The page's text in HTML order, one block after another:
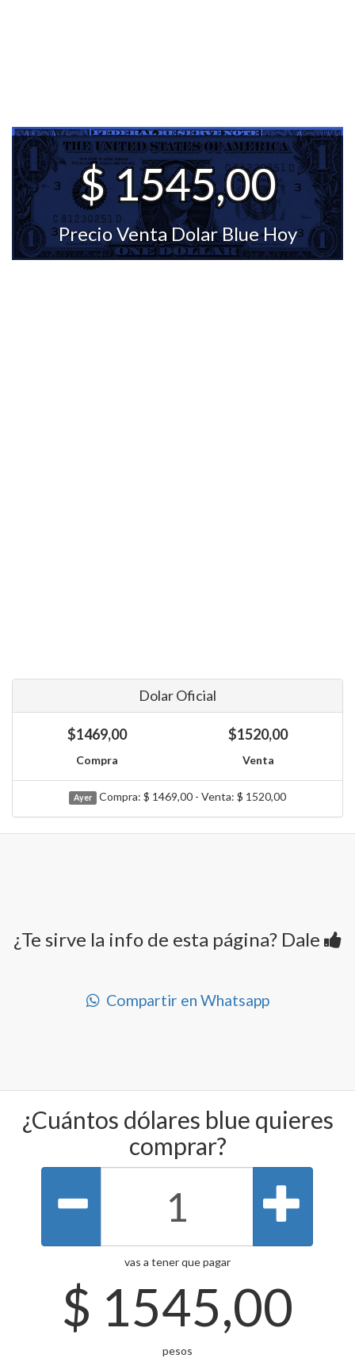
$ 1545,00
Precio Venta Dolar Blue Hoy
Dolar Oficial
$1469,00
Compra
$1520,00
Venta
Ayer Compra: $ 1469,00 - Venta: $ 1520,00
¿Te sirve la info de esta página? Dale
Compartir en Whatsapp
¿Cuántos dólares blue quieres
comprar?
vas a tener que pagar
$ 1545,00
pesos